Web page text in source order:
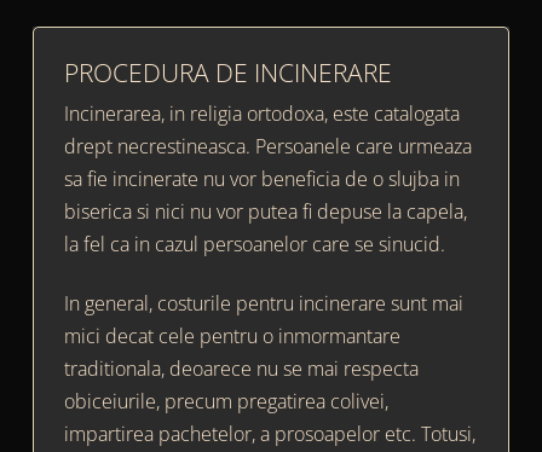
PROCEDURA DE INCINERARE
Incinerarea, in religia ortodoxa, este catalogata
drept necrestineasca. Persoanele care urmeaza
sa fie incinerate nu vor beneficia de o slujba in
biserica si nici nu vor putea fi depuse la capela,
la fel ca in cazul persoanelor care se sinucid.
In general, costurile pentru incinerare sunt mai
mici decat cele pentru o inmormantare
traditionala, deoarece nu se mai respecta
obiceiurile, precum pregatirea colivei,
impartirea pachetelor, a prosoapelor etc. Totusi,